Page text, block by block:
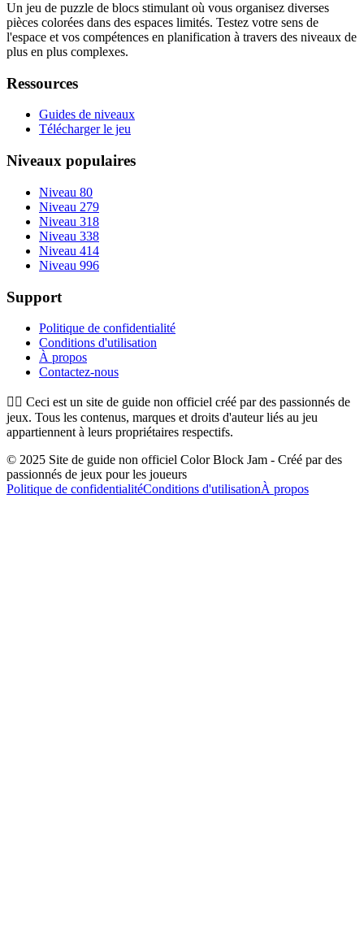
Un jeu de puzzle de blocs stimulant où vous organisez diverses
pièces colorées dans des espaces limités. Testez votre sens de
l'espace et vos compétences en planification à travers des niveaux de
plus en plus complexes.
Ressources
Guides de niveaux
Télécharger le jeu
Niveaux populaires
Niveau 80
Niveau 279
Niveau 318
Niveau 338
Niveau 414
Niveau 996
Support
Politique de confidentialité
Conditions d'utilisation
À propos
Contactez-nous
👉🏻 Ceci est un site de guide non officiel créé par des passionnés de
jeux. Tous les contenus, marques et droits d'auteur liés au jeu
appartiennent à leurs propriétaires respectifs.
© 2025 Site de guide non officiel Color Block Jam - Créé par des
passionnés de jeux pour les joueurs
Politique de confidentialitéConditions d'utilisationÀ propos